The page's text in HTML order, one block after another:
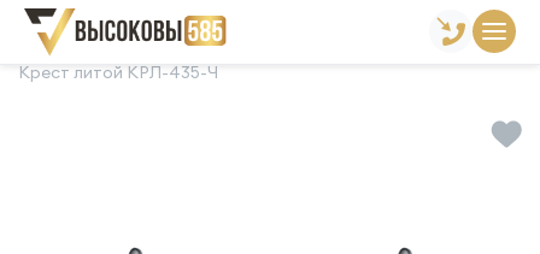
Главная Склад готовой продукции
Крест литой КРЛ-435-Ч